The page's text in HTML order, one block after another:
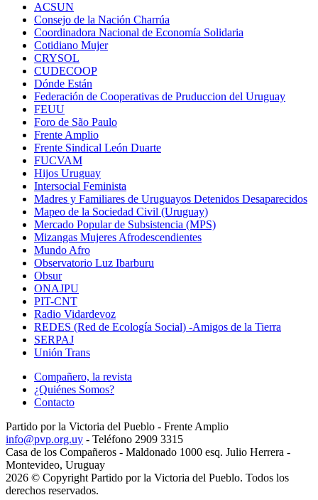
ACSUN
Consejo de la Nación Charrúa
Coordinadora Nacional de Economía Solidaria
Cotidiano Mujer
CRYSOL
CUDECOOP
Dónde Están
Federación de Cooperativas de Pruduccion del Uruguay
FEUU
Foro de São Paulo
Frente Amplio
Frente Sindical León Duarte
FUCVAM
Hijos Uruguay
Intersocial Feminista
Madres y Familiares de Uruguayos Detenidos Desaparecidos
Mapeo de la Sociedad Civil (Uruguay)
Mercado Popular de Subsistencia (MPS)
Mizangas Mujeres Afrodescendientes
Mundo Afro
Observatorio Luz Ibarburu
Obsur
ONAJPU
PIT-CNT
Radio Vidardevoz
REDES (Red de Ecología Social) -Amigos de la Tierra
SERPAJ
Unión Trans
Compañero, la revista
¿Quiénes Somos?
Contacto
Partido por la Victoria del Pueblo - Frente Amplio
info@pvp.org.uy - Teléfono 2909 3315
Casa de los Compañeros - Maldonado 1000 esq. Julio Herrera -
Montevideo, Uruguay
2026 © Copyright Partido por la Victoria del Pueblo. Todos los
derechos reservados.